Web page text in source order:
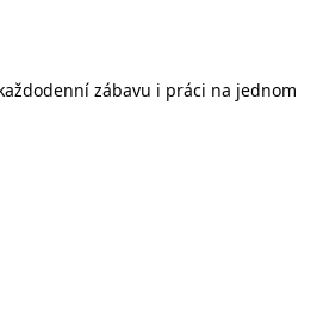
zábavu i práci na jednom